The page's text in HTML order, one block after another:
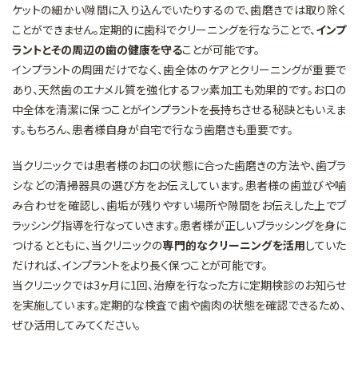
ケットの細かい隙間に入り込んでいたりするので、歯磨きでは取り除く
ことができません。定期的に歯科でクリーニングを行なうことで、 インプ
ラントとその周辺の歯の健康を守ることが可能です。
インプラントの周囲だけでなく、歯全体のケアとクリーニングが重要で
あり、天然歯のエナメル質を強化するフッ素加工も効果的です。お口の
中全体を清潔に保つことがインプラントを長持ちさせる秘訣ともいえま
す。もちろん、患者様自身が自宅で行なう歯磨きも重要です。
当クリニックでは患者様のお口の状態に合った歯磨きの方法や、歯ブラ
シなどの清掃器具の選び方をお伝えしています。患者様の歯並びや噛
み合わせを確認し、歯垢が残りやすい場所や隙間をお伝えした上でブ
ラッシング指導を行なっていきます。患者様が正しいブラッシングを身に
つけるとともに、当クリニックの専門的なクリーニングを活用していた
だければ、インプラントをより長く保つことが可能です。
当クリニックでは3ヶ月に1回、治療を行なった方に定期検診のお知らせ
を実施しています。定期的な検査で歯や歯肉の状態を確認できるため、
ぜひ活用してみてください。